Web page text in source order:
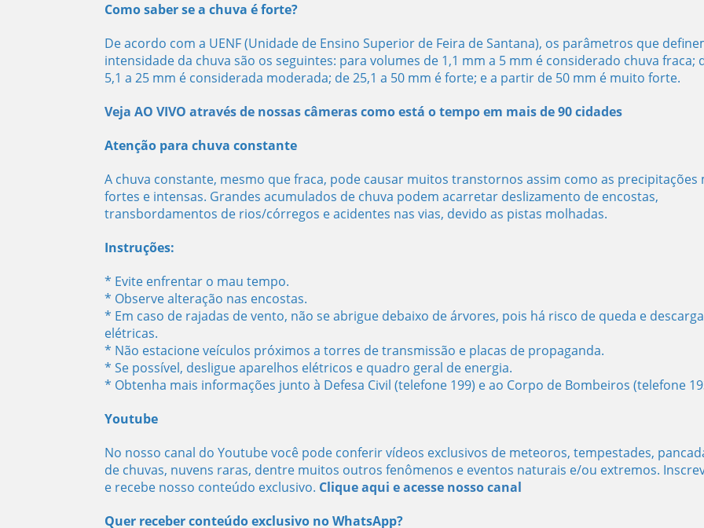
Como saber se a chuva é forte?
De acordo com a UENF (Unidade de Ensino Superior de Feira de Santana), os parâmetros que
intensidade da chuva são os seguintes: para volumes de 1,1 mm a 5 mm é considerado chuva fraca;
5,1 a 25 mm é considerada moderada; de 25,1 a 50 mm é forte; e a partir de 50 mm é muito forte.
Veja AO VIVO através de nossas câmeras como está o tempo em mais de 90 cidades
Atenção para chuva constante
A chuva constante, mesmo que fraca, pode causar muitos transtornos assim como as precipitações
fortes e intensas. Grandes acumulados de chuva podem acarretar deslizamento de encostas,
transbordamentos de rios/córregos e acidentes nas vias, devido as pistas molhadas.
Instruções:
* Evite enfrentar o mau tempo.
* Observe alteração nas encostas.
* Em caso de rajadas de vento, não se abrigue debaixo de árvores, pois há risco de queda e
elétricas.
* Não estacione veículos próximos a torres de transmissão e placas de propaganda.
* Se possível, desligue aparelhos elétricos e quadro geral de energia.
* Obtenha mais informações junto à Defesa Civil (telefone 199) e ao Corpo de Bombeiros (telefone
Youtube
No nosso canal do Youtube você pode conferir vídeos exclusivos de meteoros, tempestades,
de chuvas, nuvens raras, dentre muitos outros fenômenos e eventos naturais e/ou extremos.
e recebe nosso conteúdo exclusivo. Clique aqui e acesse nosso canal
Quer receber conteúdo exclusivo no WhatsApp?